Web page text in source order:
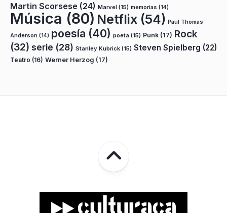
Martin Scorsese (24) Marvel (15) memorias (14)
Música (80) Netflix (54) Paul Thomas
Anderson (14) poesía (40) poeta (15) Punk (17) Rock
(32) serie (28) Stanley Kubrick (15) Steven Spielberg (22)
Teatro (16) Werner Herzog (17)